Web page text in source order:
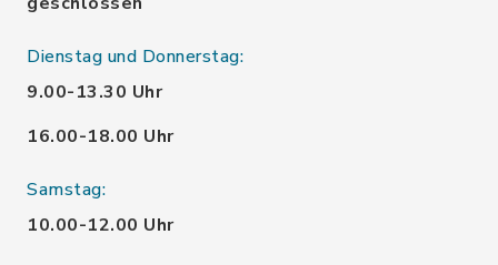
Dienstag und Donnerstag:
9.00-13.30 Uhr
16.00-18.00 Uhr
Samstag:
10.00-12.00 Uhr